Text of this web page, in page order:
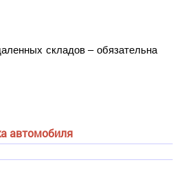
автомобиля
складов – обязательна